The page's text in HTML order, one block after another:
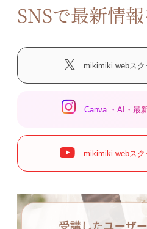
SNSで最新情
mikimiki webス
Canva ・AI・最
mikimiki webス